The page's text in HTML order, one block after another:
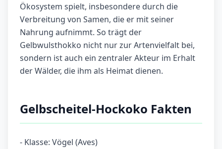
Ökosystem spielt, insbesondere durch die
Verbreitung von Samen, die er mit seiner
Nahrung aufnimmt. So trägt der
Gelbwulsthokko nicht nur zur Artenvielfalt bei,
sondern ist auch ein zentraler Akteur im Erhalt
der Wälder, die ihm als Heimat dienen.
Gelbscheitel-Hockoko Fakten
- Klasse: Vögel (Aves)